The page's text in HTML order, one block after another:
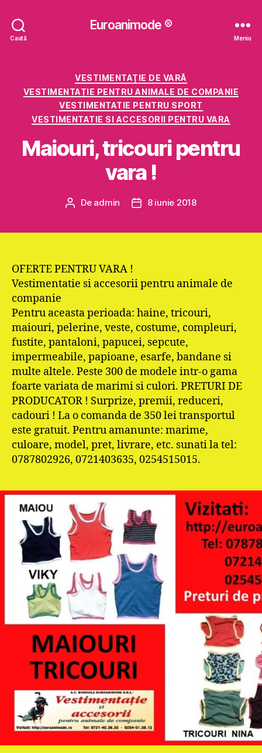
Caută
Euroanimode ®
Meniu
Categorii
VESTIMENTAŢIE DE VARĂ
VESTIMENTAȚIE PENTRU ANIMALE DE COMPANIE
VESTIMENTATIE PENTRU SPORT
VESTIMENTATIE SI ACCESORII PENTRU VARA
Maiouri, tricouri pentru
vara !
Autor
De admin
Dată8 iunie 2018
OFERTE PENTRU VARA !
Vestimentatie si accesorii pentru animale de
companie
Pentru aceasta perioada: haine, tricouri,
maiouri, pelerine, veste, costume, compleuri,
fustite, pantaloni, papucei, sepcute,
impermeabile, papioane, esarfe, bandane si
multe altele. Peste 300 de modele intr-o gama
foarte variata de marimi si culori. PRETURI DE
PRODUCATOR ! Surprize, premii, reduceri,
cadouri ! La o comanda de 350 lei transportul
este gratuit. Pentru amanunte: marime,
culoare, model, pret, livrare, etc. sunati la tel:
0787802926, 0721403635, 0254515015.